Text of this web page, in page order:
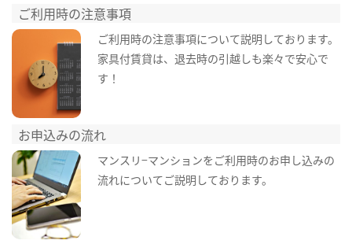
ご利用時の注意事項
ご利用時の注意事項について説明しております。
家具付賃貸は、退去時の引越しも楽々で安心で
す！
お申込みの流れ
マンスリ−マンションをご利用時のお申し込みの
流れについてご説明しております。